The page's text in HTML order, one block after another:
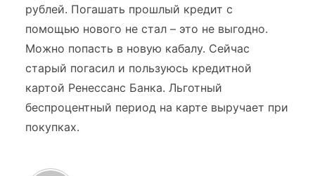
рублей. Погашать прошлый кредит с
помощью нового не стал – это не выгодно.
Можно попасть в новую кабалу. Сейчас
старый погасил и пользуюсь кредитной
картой Ренессанс Банка. Льготный
беспроцентный период на карте выручает при
покупках.